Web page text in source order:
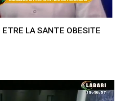
LA SANTE OBESITE